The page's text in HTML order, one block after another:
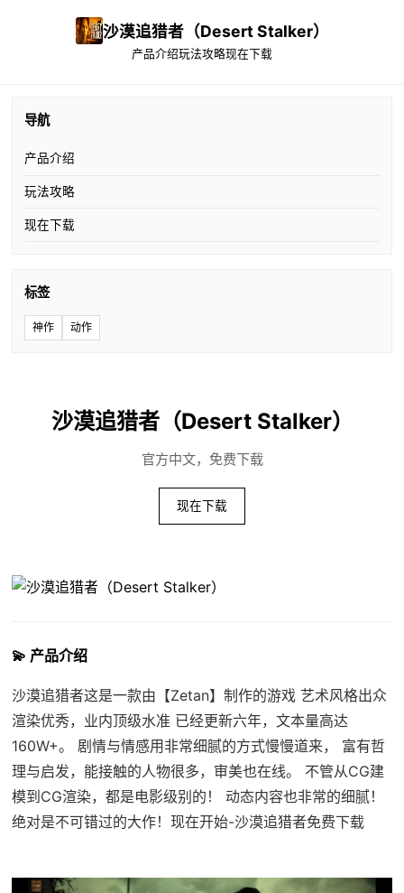
沙漠追猎者（Desert Stalker）
产品介绍玩法攻略现在下载
导航
产品介绍
玩法攻略
现在下载
标签
神作 动作
沙漠追猎者（Desert Stalker）
官方中文，免费下载
现在下载
💫 产品介绍
沙漠追猎者这是一款由【Zetan】制作的游戏 艺术风格出众
渲染优秀，业内顶级水准 已经更新六年，文本量高达
160W+。 剧情与情感用非常细腻的方式慢慢道来， 富有哲
理与启发，能接触的人物很多，审美也在线。 不管从CG建
模到CG渲染，都是电影级别的！ 动态内容也非常的细腻！
绝对是不可错过的大作！现在开始-沙漠追猎者免费下载